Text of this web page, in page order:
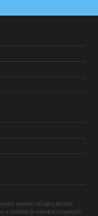
celého obsahu těchto
a zvláště prezentaci na jiných